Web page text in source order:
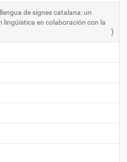
de signes catalana: un
lingüística en colaboración con la